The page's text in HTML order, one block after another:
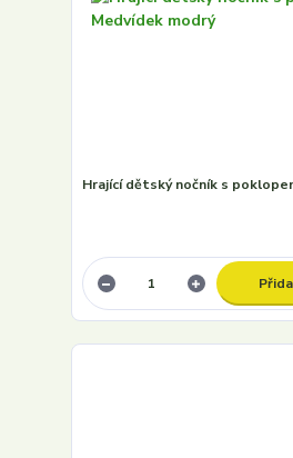
Hrající dětský nočník s